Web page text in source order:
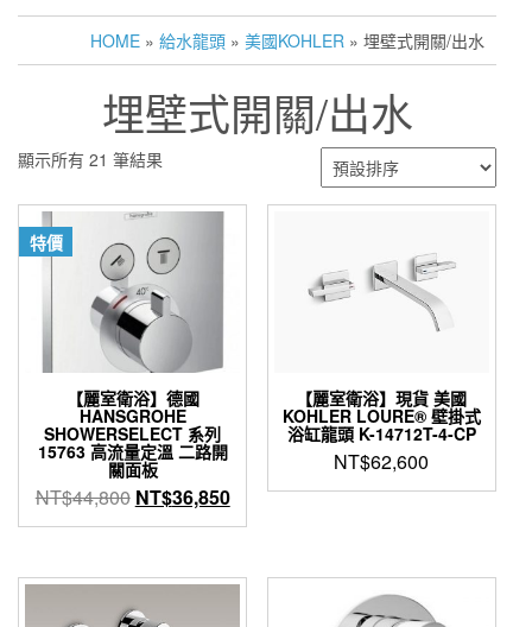
HOME » 給水龍頭 » 美國KOHLER » 埋壁式開關/出水
埋壁式開關/出水
顯示所有 21 筆結果
特價
【麗室衛浴】德國
HANSGROHE
SHOWERSELECT 系列
15763 高流量定溫 二路開
關面板
NT$44,800 原
始
格：
NT$36,850目
前
格：
【麗室衛浴】現貨 美國
KOHLER LOURE® 壁掛式
浴缸龍頭 K-14712T-4-CP
NT$62,600